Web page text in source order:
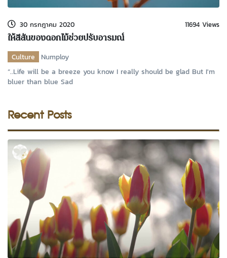
30 กรกฎาคม 2020 11694 Views
ให้สีสันของดอกไม้ช่วยปรับอารมณ์
Culture
Numploy
“..Life will be a breeze you know I really should be glad But I'm
bluer than blue Sad
Recent Posts